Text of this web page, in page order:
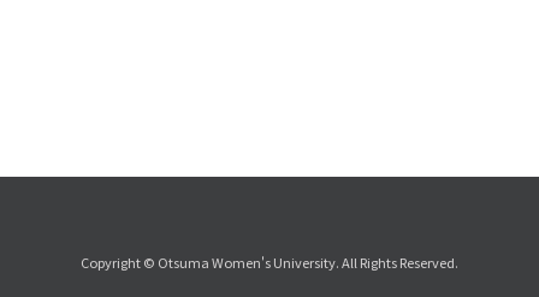
Copyright © Otsuma Women's University. All Rights Reserved.